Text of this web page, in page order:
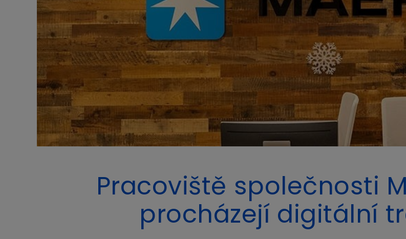
Pracoviště společnosti
procházejí digitální